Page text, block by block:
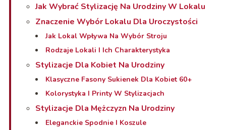
Jak Wybrać Stylizację Na Urodziny W Lokalu
Znaczenie Wybór Lokalu Dla Uroczystości
Jak Lokal Wpływa Na Wybór Stroju
Rodzaje Lokali I Ich Charakterystyka
Stylizacje Dla Kobiet Na Urodziny
Klasyczne Fasony Sukienek Dla Kobiet 60+
Kolorystyka I Printy W Stylizacjach
Stylizacje Dla Mężczyzn Na Urodziny
Eleganckie Spodnie I Koszule